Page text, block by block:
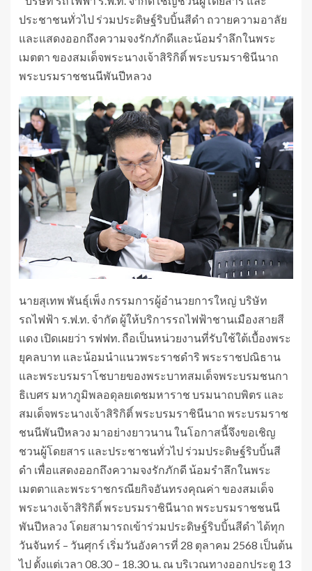
ประชาชนทั่วไป ร่วมประดิษฐ์ริบบิ้นสีดำ ถวายความอาลัย
และแสดงออกถึงความจงรักภักดีและน้อมรำลึกในพระ
เมตตา ของสมเด็จพระนางเจ้าสิริกิติ์ พระบรมราชินีนาถ
พระบรมราชชนนีพันปีหลวง
นายสุเทพ พันธุ์เพ็ง กรรมการผู้อำนวยการใหญ่ บริษัท
รถไฟฟ้า ร.ฟ.ท. จำกัด ผู้ให้บริการรถไฟฟ้าชานเมืองสายสี
แดง เปิดเผยว่า รฟฟท. ถือเป็นหน่วยงานที่รับใช้ใต้เบื้องพระ
ยุคลบาท และน้อมนำแนวพระราชดำริ พระราชปณิธาน
และพระบรมราโชบายของพระบาทสมเด็จพระบรมชนกา
ธิเบศร มหาภูมิพลอดุลยเดชมหาราช บรมนาถบพิตร และ
สมเด็จพระนางเจ้าสิริกิติ์ พระบรมราชินีนาถ พระบรมราช
ชนนีพันปีหลวง มาอย่างยาวนาน ในโอกาสนี้จึงขอเชิญ
ชวนผู้โดยสาร และประชาชนทั่วไป ร่วมประดิษฐ์ริบบิ้นสี
ดำ เพื่อแสดงออกถึงความจงรักภักดี น้อมรำลึกในพระ
เมตตาและพระราชกรณียกิจอันทรงคุณค่า ของสมเด็จ
พระนางเจ้าสิริกิติ์ พระบรมราชินีนาถ พระบรมราชชนนี
พันปีหลวง โดยสามารถเข้าร่วมประดิษฐ์ริบบิ้นสีดำ ได้ทุก
วันจันทร์ – วันศุกร์ เริ่มวันอังคารที่ 28 ตุลาคม 2568 เป็นต้น
ไป ตั้งแต่เวลา 08.30 – 18.30 น. ณ บริเวณทางออกประตู 13